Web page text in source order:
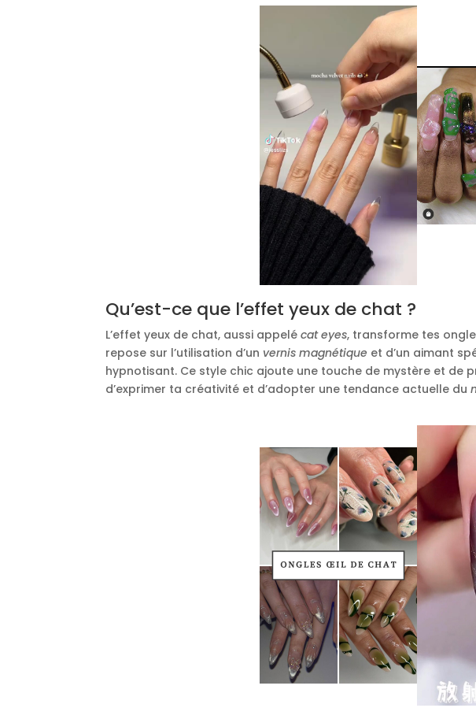
Qu’est-ce que l’effet yeux de chat ?
L’effet yeux de chat, aussi appelécat eyes, transforme tes
repose sur l’utilisation d’un vernis magnétique et d’un aimant
hypnotisant. Ce style chic ajoute une touche de mystère et de
d’exprimer ta créativité et d’adopter une tendance actuelle du